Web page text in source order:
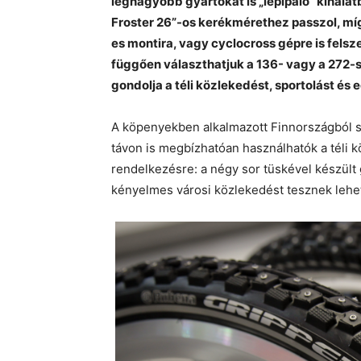
Froster 26”-os kerékmérethez passzol,
es montira, vagy cyclocross gépre is
függően választhatjuk a 136- vagy a
gondolja a téli közlekedést, sportolást és
A köpenyekben alkalmazott Finnországból
távon is megbízhatóan használhatók a téli
rendelkezésre: a négy sor tüskével
kényelmes városi közlekedést tesznek